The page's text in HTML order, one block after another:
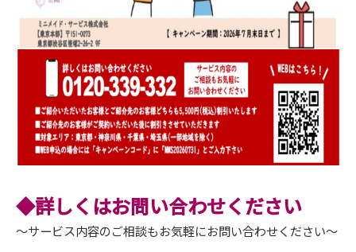
◆詳しくはお問い合わせください
～サービス内容のご相談もお気軽にお問い合わせください～